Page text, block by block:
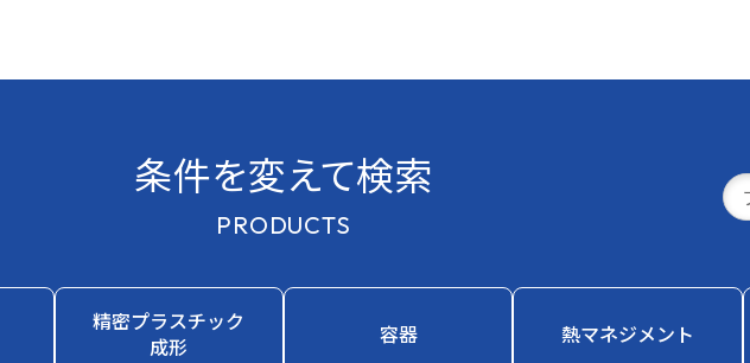
条件を変えて検索
PRODUCTS
精密プラスチック
成形
容器 熱マネジメント